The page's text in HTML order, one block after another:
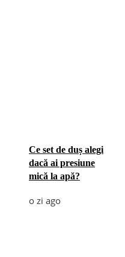
Ce set de duș alegi
dacă ai presiune
mică la apă?
o zi ago